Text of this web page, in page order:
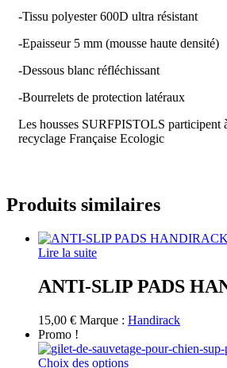
-Tissu polyester 600D ultra résistant
-Epaisseur 5 mm (mousse haute densité)
-Dessous blanc réfléchissant
-Bourrelets de protection latéraux
Les housses SURFPISTOLS participent
recyclage Française Ecologic
Produits similaires
Lire la suite
ANTI-SLIP PADS
15,00 € Marque : Handirack
Promo !
Choix des optionsCe